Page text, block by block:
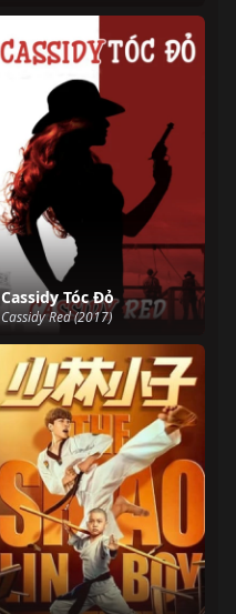
Cassidy Tóc Đỏ
Cassidy Red (2017)